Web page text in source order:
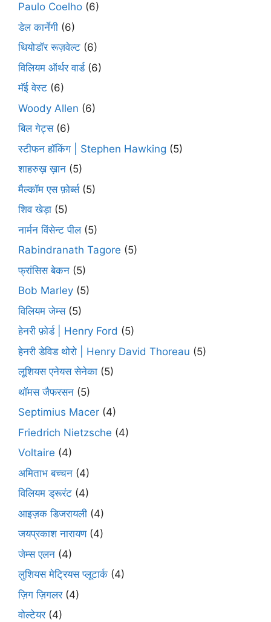
Paulo Coelho (6)
डेल कार्नेगी (6)
थियोडॉर रूज़वेल्ट (6)
विलियम ऑर्थर वार्ड(6)
मॅई वेस्ट (6)
Woody Allen (6)
बिल गेट्स(6)
स्टीफन हॉकिंग | Stephen Hawking (5)
शाहरुख़ ख़ान (5)
मैल्कॉम एस फ़ोर्ब्स(5)
शिव खेड़ा (5)
नार्मन विंसेन्ट पील(5)
Rabindranath Tagore (5)
फ्रांसिस बेकन (5)
Bob Marley (5)
विलियम जेम्स(5)
हेनरी फ़ोर्ड | Henry Ford (5)
हेनरी डेविड थोरो | Henry David Thoreau (5)
लूशियस एनेयस सेनेका (5)
थॉमस जैफरसन (5)
Septimius Macer (4)
Friedrich Nietzsche (4)
Voltaire (4)
अमिताभ बच्चन (4)
विलियम ड्रूरंट (4)
आइज़क डिजरायली (4)
जयप्रकाश नारायण(4)
जेम्स एलन (4)
लुशियस मेट्रियस प्लूटार्क (4)
ज़िग ज़िगलर(4)
वोल्टेयर(4)